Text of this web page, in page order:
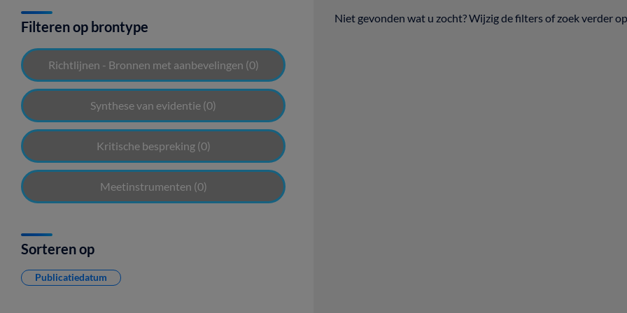
Filteren op brontype
Richtlijnen - Bronnen met aanbevelingen (0)
Synthese van evidentie (0)
Kritische bespreking (0)
Meetinstrumenten (0)
Sorteren op
Publicatiedatum
Niet gevonden wat u zocht? Wijzig de filters of zoek verder op